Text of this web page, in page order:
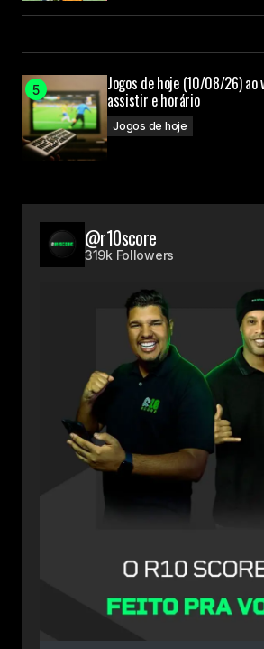
Jogos de hoje (10/08/26) ao
assistir e horário
Jogos de hoje
@r10score
319k Followers